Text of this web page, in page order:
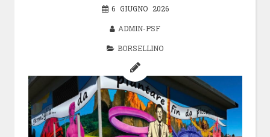
6 GIUGNO 2026
ADMIN-PSF
BORSELLINO